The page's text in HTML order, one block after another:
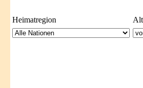
Heimatregion